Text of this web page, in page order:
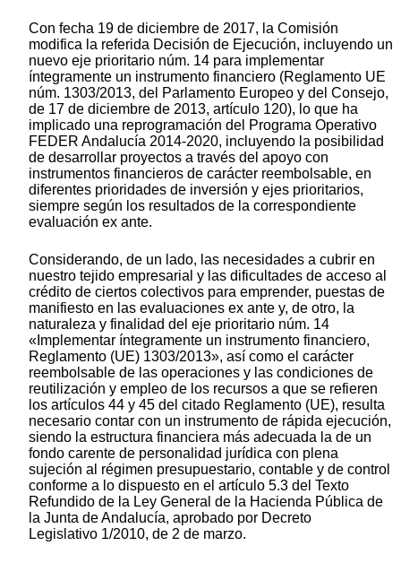
Con fecha 19 de diciembre de 2017, la Comisión
modifica la referida Decisión de Ejecución, incluyendo un
nuevo eje prioritario núm. 14 para implementar
íntegramente un instrumento financiero (Reglamento UE
núm. 1303/2013, del Parlamento Europeo y del Consejo,
de 17 de diciembre de 2013, artículo 120), lo que ha
implicado una reprogramación del Programa Operativo
FEDER Andalucía 2014-2020, incluyendo la posibilidad
de desarrollar proyectos a través del apoyo con
instrumentos financieros de carácter reembolsable, en
diferentes prioridades de inversión y ejes prioritarios,
siempre según los resultados de la correspondiente
evaluación ex ante.
Considerando, de un lado, las necesidades a cubrir en
nuestro tejido empresarial y las dificultades de acceso al
crédito de ciertos colectivos para emprender, puestas de
manifiesto en las evaluaciones ex ante y, de otro, la
naturaleza y finalidad del eje prioritario núm. 14
«Implementar íntegramente un instrumento financiero,
Reglamento (UE) 1303/2013», así como el carácter
reembolsable de las operaciones y las condiciones de
reutilización y empleo de los recursos a que se refieren
los artículos 44 y 45 del citado Reglamento (UE), resulta
necesario contar con un instrumento de rápida ejecución,
siendo la estructura financiera más adecuada la de un
fondo carente de personalidad jurídica con plena
sujeción al régimen presupuestario, contable y de control
conforme a lo dispuesto en el artículo 5.3 del Texto
Refundido de la Ley General de la Hacienda Pública de
la Junta de Andalucía, aprobado por Decreto
Legislativo 1/2010, de 2 de marzo.